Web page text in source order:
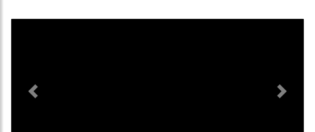
Previous Next